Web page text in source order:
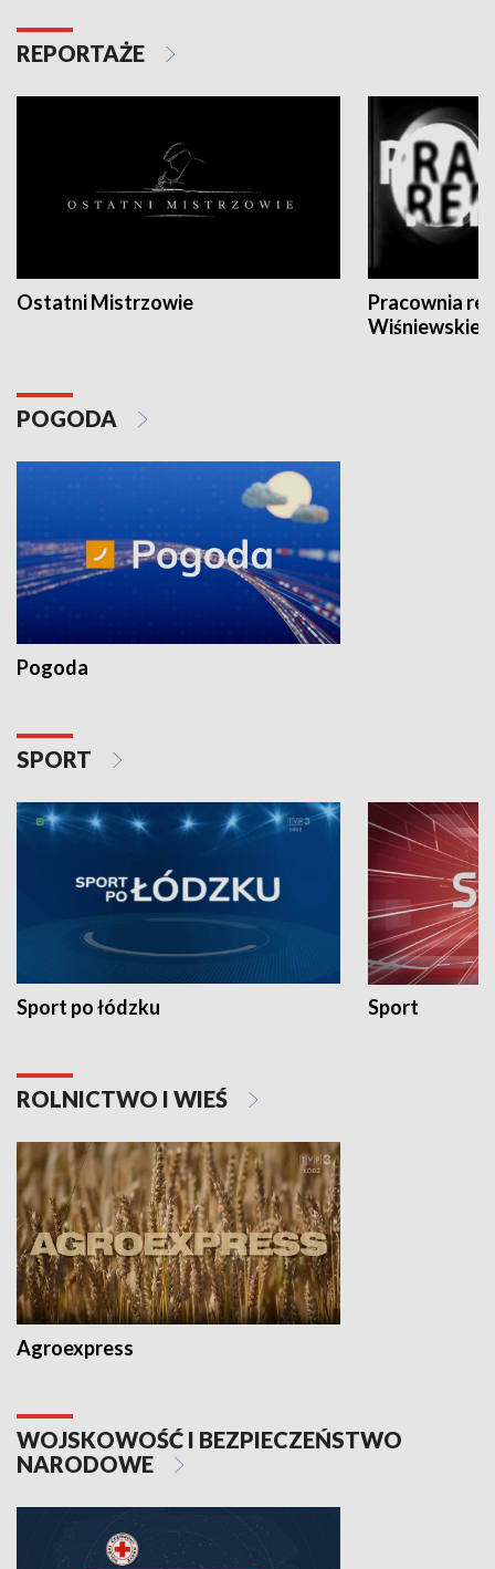
REPORTAŻE
Ostatni Mistrzowie
Pracownia
POGODA
Pogoda
SPORT
Sport po łódzku Sport
ROLNICTWO I WIEŚ
Agroexpress
WOJSKOWOŚĆ I BEZPIECZEŃSTWO
NARODOWE